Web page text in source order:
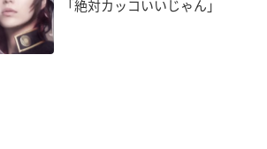
「絶対カッコいいじゃん」